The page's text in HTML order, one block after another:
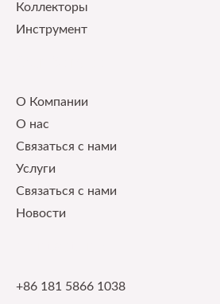
Коллекторы
Инструмент
О Компании
О нас
Связаться с нами
Услуги
Связаться с нами
Новости
+86 181 5866 1038